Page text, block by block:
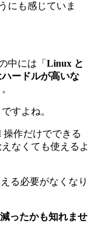
にも感じていま
中には「 Linux と
ードルが高いな
すよね。
作だけでできる
なくても使えるよ
る必要がなくなり
ったかも知れませ